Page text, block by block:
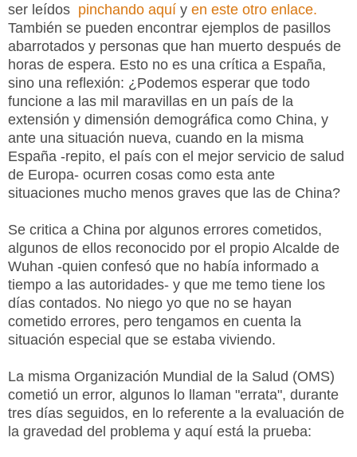
ser leídos pinchando aquí y en este otro enlace.
También se pueden encontrar ejemplos de pasillos
abarrotados y personas que han muerto después de
horas de espera. Esto no es una crítica a España,
sino una reflexión: ¿Podemos esperar que todo
funcione a las mil maravillas en un país de la
extensión y dimensión demográfica como China, y
ante una situación nueva, cuando en la misma
España -repito, el país con el mejor servicio de salud
de Europa- ocurren cosas como esta ante
situaciones mucho menos graves que las de China?
Se critica a China por algunos errores cometidos,
algunos de ellos reconocido por el propio Alcalde de
Wuhan -quien confesó que no había informado a
tiempo a las autoridades- y que me temo tiene los
días contados. No niego yo que no se hayan
cometido errores, pero tengamos en cuenta la
situación especial que se estaba viviendo.
La misma Organización Mundial de la Salud (OMS)
cometió un error, algunos lo llaman "errata", durante
tres días seguidos, en lo referente a la evaluación de
la gravedad del problema y aquí está la prueba: